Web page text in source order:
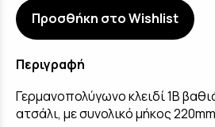
Προσθήκη στο Wishlist
Περιγραφή
Γερμανοπολύγωνο κλειδί 1B
ατσάλι, με συνολικό μήκος